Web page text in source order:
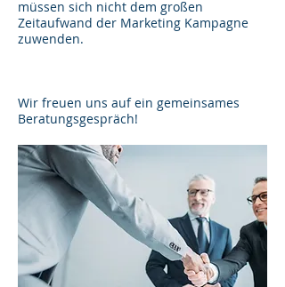
müssen sich nicht dem großen
Zeitaufwand der Marketing Kampagne
zuwenden.
Wir freuen uns auf ein gemeinsames
Beratungsgespräch!